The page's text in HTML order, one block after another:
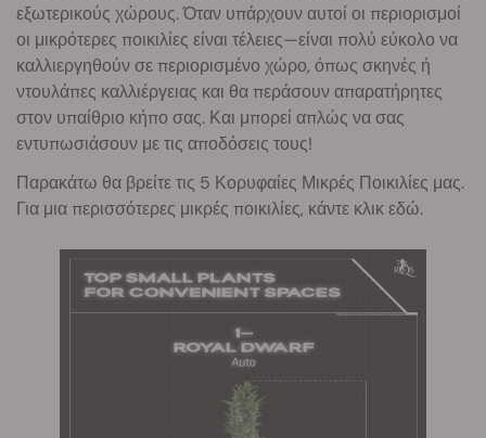
εξωτερικούς χώρους. Όταν υπάρχουν αυτοί οι περιορισμοί
οι μικρότερες ποικιλίες είναι τέλειες—είναι πολύ εύκολο να
καλλιεργηθούν σε περιορισμένο χώρο, όπως σκηνές ή
ντουλάπες καλλιέργειας και θα περάσουν απαρατήρητες
στον υπαίθριο κήπο σας. Και μπορεί απλώς να σας
εντυπωσιάσουν με τις αποδόσεις τους!
Παρακάτω θα βρείτε τις 5 Κορυφαίες Μικρές Ποικιλίες μας.
Για μια περισσότερες μικρές ποικιλίες, κάντε κλικ εδώ.